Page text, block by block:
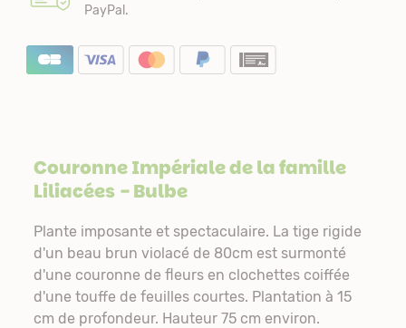
PayPal.
Couronne Impériale de la famille
Liliacées- Bulbe
Plante imposante et spectaculaire. La tige rigide
d'un beau brun violacé de 80cm est surmonté
d'une couronne de fleurs en clochettes coiffée
d'une touffe de feuilles courtes. Plantation à 15
cm de profondeur. Hauteur 75 cm environ.